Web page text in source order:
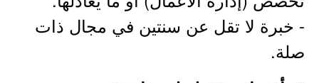
- خبرة لا تقل عن سنتين في مجال ذات
صلة.